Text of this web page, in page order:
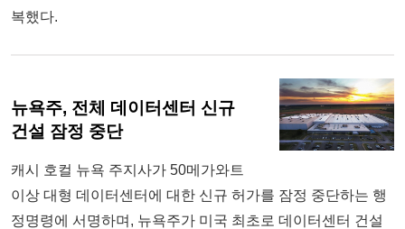
복했다.
뉴욕주, 전체 데이터센터 신규
건설 잠정 중단
캐시 호컬 뉴욕 주지사가 50메가와트
이상 대형 데이터센터에 대한 신규 허가를 잠정 중단하는 행
정명령에 서명하며, 뉴욕주가 미국 최초로 데이터센터 건설